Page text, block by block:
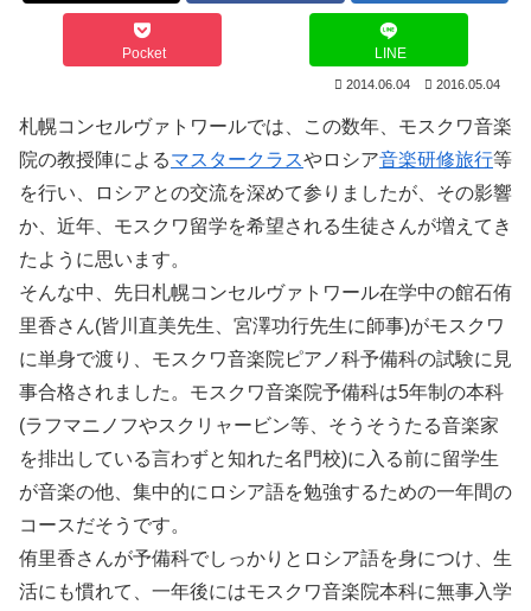
Pocket LINE
2014.06.04 2016.05.04
札幌コンセルヴァトワールでは、この数年、モスクワ音楽
院の教授陣によるマスタークラスやロシア音楽研修旅行等
を行い、ロシアとの交流を深めて参りましたが、その影響
か、近年、モスクワ留学を希望される生徒さんが増えてき
たように思います。
そんな中、先日札幌コンセルヴァトワール在学中の館石侑
里香さん(皆川直美先生、宮澤功行先生に師事)がモスクワ
に単身で渡り、モスクワ音楽院ピアノ科予備科の試験に見
事合格されました。モスクワ音楽院予備科は5年制の本科
(ラフマニノフやスクリャービン等、そうそうたる音楽家
を排出している言わずと知れた名門校)に入る前に留学生
が音楽の他、集中的にロシア語を勉強するための一年間の
コースだそうです。
侑里香さんが予備科でしっかりとロシア語を身につけ、生
活にも慣れて、一年後にはモスクワ音楽院本科に無事入学